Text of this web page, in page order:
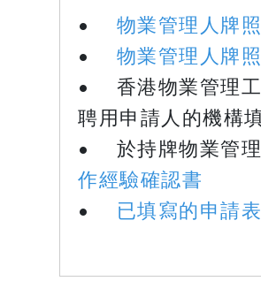
• 物業管理人牌
• 物業管理人牌
• 香港物業管理
聘用申請人的機構填
• 於持牌物業管理
作經驗確認書
• 已填寫的申請